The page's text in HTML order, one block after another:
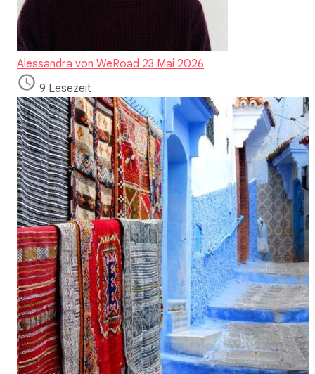
Alessandra von WeRoad 23 Mai 2026
9 Lesezeit